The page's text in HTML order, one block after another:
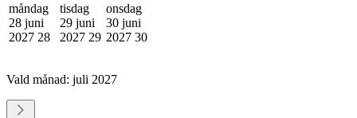
måndag
28 juni
2027 28
tisdag
29 juni
2027 29
onsdag
30 juni
2027 30
Vald månad: juli 2027